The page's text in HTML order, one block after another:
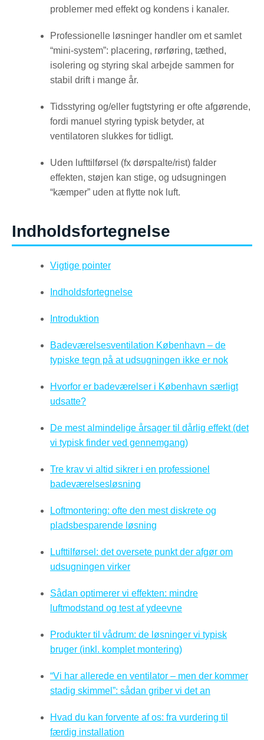
problemer med effekt og kondens i kanaler.
Professionelle løsninger handler om et samlet
“mini-system”: placering, rørføring, tæthed,
isolering og styring skal arbejde sammen for
stabil drift i mange år.
Tidsstyring og/eller fugtstyring er ofte afgørende,
fordi manuel styring typisk betyder, at
ventilatoren slukkes for tidligt.
Uden lufttilførsel (fx dørspalte/rist) falder
effekten, støjen kan stige, og udsugningen
“kæmper” uden at flytte nok luft.
Indholdsfortegnelse
Vigtige pointer
Indholdsfortegnelse
Introduktion
Badeværelsesventilation København – de
typiske tegn på at udsugningen ikke er nok
Hvorfor er badeværelser i København særligt
udsatte?
De mest almindelige årsager til dårlig effekt (det
vi typisk finder ved gennemgang)
Tre krav vi altid sikrer i en professionel
badeværelsesløsning
Loftmontering: ofte den mest diskrete og
pladsbesparende løsning
Lufttilførsel: det oversete punkt der afgør om
udsugningen virker
Sådan optimerer vi effekten: mindre
luftmodstand og test af ydeevne
Produkter til vådrum: de løsninger vi typisk
bruger (inkl. komplet montering)
“Vi har allerede en ventilator – men der kommer
stadig skimmel”: sådan griber vi det an
Hvad du kan forvente af os: fra vurdering til
færdig installation